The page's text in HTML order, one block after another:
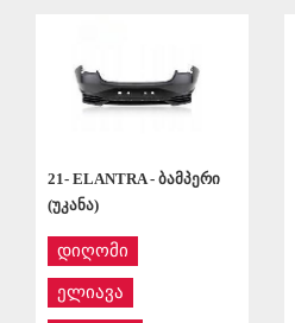
21- ELANTRA - ბამპერი
(უკანა)
დიღომი
ელიავა